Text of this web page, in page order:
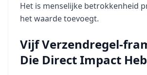
Het is menselijke betrokkenheid
het waarde toevoegt.
Vijf Verzendregel-
Die Direct Impact